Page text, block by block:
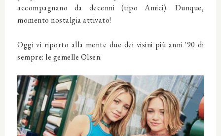
accompagnano da decenni (tipo Amici). Dunque,
momento nostalgia attivato!
Oggi vi riporto alla mente due dei visini più anni '90 di
sempre: le gemelle Olsen.